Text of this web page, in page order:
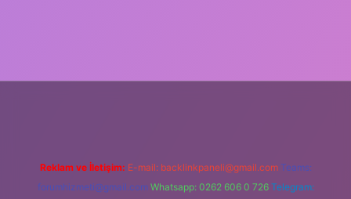
Reklam ve İletişim: E-mail: backlinkpaneli@gmail.com Teams:
forumhizmeti@gmail.com Whatsapp: 0262 606 0 726 Telegram: